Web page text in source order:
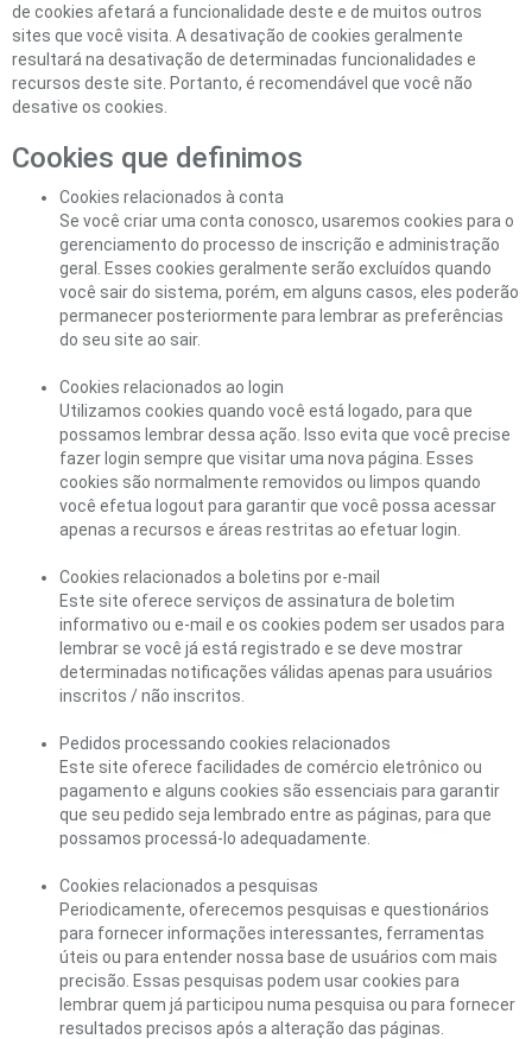
de cookies afetará a funcionalidade deste e de muitos outros
sites que você visita. A desativação de cookies geralmente
resultará na desativação de determinadas funcionalidades e
recursos deste site. Portanto, é recomendável que você não
desative os cookies.
Cookies que definimos
Cookies relacionados à conta
Se você criar uma conta conosco, usaremos cookies para o
gerenciamento do processo de inscrição e administração
geral. Esses cookies geralmente serão excluídos quando
você sair do sistema, porém, em alguns casos, eles poderão
permanecer posteriormente para lembrar as preferências
do seu site ao sair.
Cookies relacionados ao login
Utilizamos cookies quando você está logado, para que
possamos lembrar dessa ação. Isso evita que você precise
fazer login sempre que visitar uma nova página. Esses
cookies são normalmente removidos ou limpos quando
você efetua logout para garantir que você possa acessar
apenas a recursos e áreas restritas ao efetuar login.
Cookies relacionados a boletins por e-mail
Este site oferece serviços de assinatura de boletim
informativo ou e-mail e os cookies podem ser usados ​​para
lembrar se você já está registrado e se deve mostrar
determinadas notificações válidas apenas para usuários
inscritos / não inscritos.
Pedidos processando cookies relacionados
Este site oferece facilidades de comércio eletrônico ou
pagamento e alguns cookies são essenciais para garantir
que seu pedido seja lembrado entre as páginas, para que
possamos processá-lo adequadamente.
Cookies relacionados a pesquisas
Periodicamente, oferecemos pesquisas e questionários
para fornecer informações interessantes, ferramentas
úteis ou para entender nossa base de usuários com mais
precisão. Essas pesquisas podem usar cookies para
lembrar quem já participou numa pesquisa ou para fornecer
resultados precisos após a alteração das páginas.